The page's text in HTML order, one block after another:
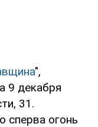
",
9 декабря
31.
сперва огонь